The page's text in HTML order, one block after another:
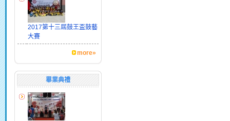
2017第十三屆鼓王盃鼓藝
大賽
more»
畢業典禮